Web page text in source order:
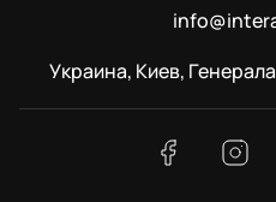
Украина, Киев,